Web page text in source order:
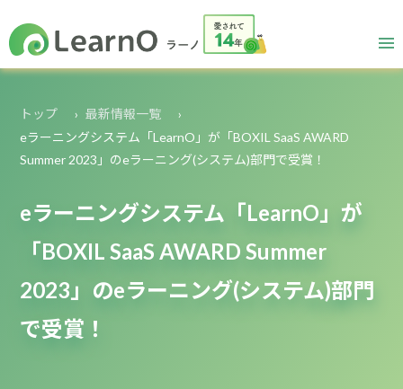
トップ
最新情報一覧
eラーニングシステム「LearnO」が「BOXIL SaaS AWARD
Summer 2023」のeラーニング(システム)部門で受賞！
eラーニングシステム「LearnO」が
「BOXIL SaaS AWARD Summer
2023」のeラーニング(システム)部門
で受賞！